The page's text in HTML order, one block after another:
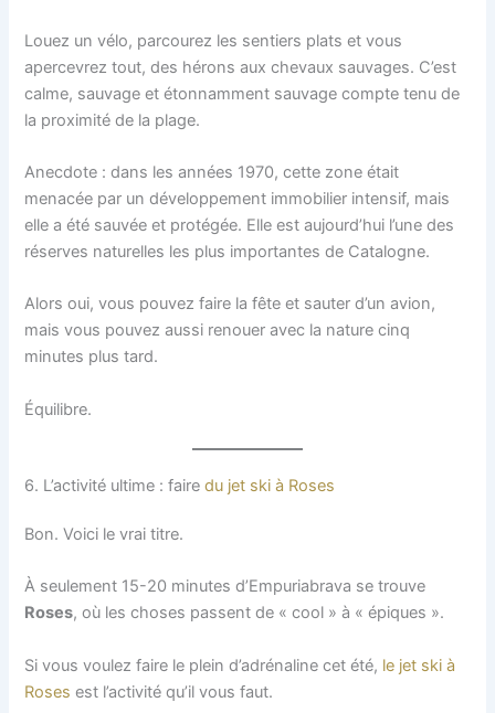
Louez un vélo, parcourez les sentiers plats et vous
apercevrez tout, des hérons aux chevaux sauvages. C’est
calme, sauvage et étonnamment sauvage compte tenu de
la proximité de la plage.
Anecdote : dans les années 1970, cette zone était
menacée par un développement immobilier intensif, mais
elle a été sauvée et protégée. Elle est aujourd’hui l’une des
réserves naturelles les plus importantes de Catalogne.
Alors oui, vous pouvez faire la fête et sauter d’un avion,
mais vous pouvez aussi renouer avec la nature cinq
minutes plus tard.
Équilibre.
6. L’activité ultime : fairedu jet ski à Roses
Bon. Voici le vrai titre.
À seulement 15-20 minutes d’Empuriabrava se trouve
Roses, où les choses passent de « cool » à « épiques ».
Si vous voulez faire le plein d’adrénaline cet été, le jet ski à
Rosesest l’activité qu’il vous faut.